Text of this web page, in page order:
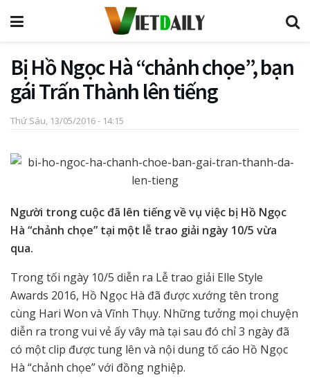
Bị Hồ Ngọc Hà “chảnh chọe”, bạn
gái Trấn Thành lên tiếng
Thứ Sáu, 13/05/2016 - 14:15
Người trong cuộc đã lên tiếng về vụ việc bị Hồ Ngọc
Hà “chảnh chọe” tại một lễ trao giải ngày 10/5 vừa
qua.
Trong tối ngày 10/5 diễn ra Lễ trao giải Elle Style
Awards 2016, Hồ Ngọc Hà đã được xướng tên trong
cùng Hari Won và Vĩnh Thụy. Những tưởng mọi chuyện
diễn ra trong vui vẻ ấy vây mà tại sau đó chỉ 3 ngày đã
có một clip được tung lên và nội dung tố cáo Hồ Ngọc
Hà “chảnh chọe” với đồng nghiệp.